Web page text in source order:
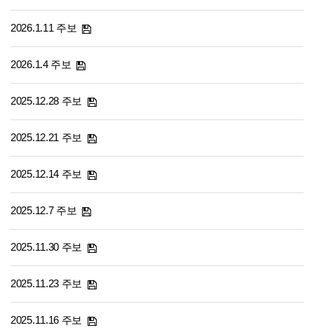
2026.1.11 주보
2026.1.4 주보
2025.12.28 주보
2025.12.21 주보
2025.12.14 주보
2025.12.7 주보
2025.11.30 주보
2025.11.23 주보
2025.11.16 주보